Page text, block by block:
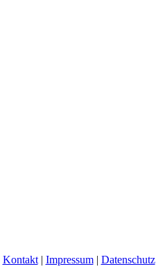
Kontakt| Impressum| Datenschutz